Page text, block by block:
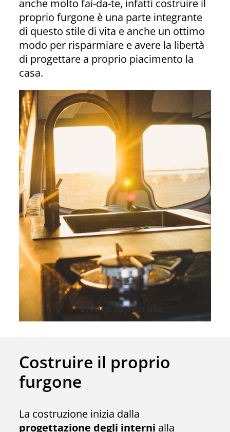
anche molto fai-da-te, infatti costruire il
proprio furgone è una parte integrante
di questo stile di vita e anche un ottimo
modo per risparmiare e avere la libertà
di progettare a proprio piacimento la
casa.
Vivere la van life
Costruire il proprio
furgone
La costruzione inizia dalla
progettazione degli interni alla